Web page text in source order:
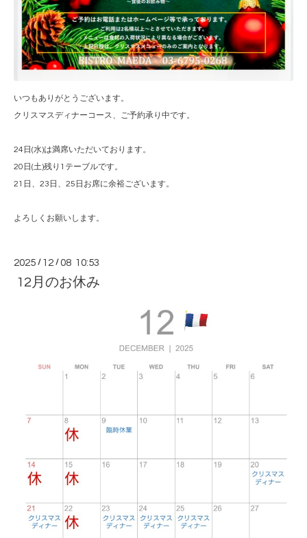
いつもありがとうございます。
クリスマスディナーコース、ご予約承り中です。
24日(水)は満席いただいております。
20日(土)残り1テーブルです。
21日、23日、25日お席に余裕ございます。
よろしくお願いします。
2025 / 12 /08 10:53
12月のお休み